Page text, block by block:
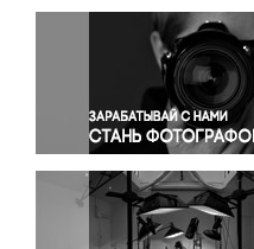
Окружающая среда
Политика
Правосудие
Происшествия и
Религия
Светская жизнь
Спорт
Экология